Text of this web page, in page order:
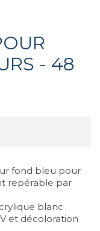
- 48
fond bleu pour
repérable par
blanc
et décoloration